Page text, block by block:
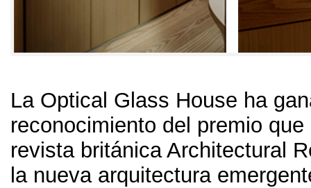
La Optical Glass House ha
reconocimiento del premio
revista británica Architectural
la nueva arquitectura